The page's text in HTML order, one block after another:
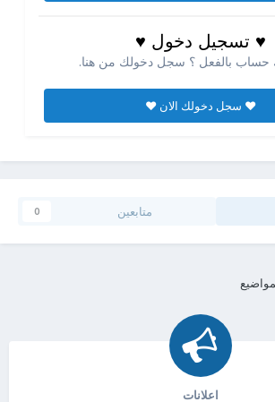
♥ تسجيل دخول ♥
حساب بالفعل ؟ سجل دخولك من هنا.
♥ سجل دخولك الان ♥
متابعين 0
اعلانات